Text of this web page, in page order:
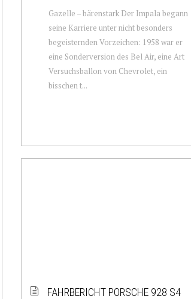
Gazelle – bärenstark Der Impala begann
seine Karriere unter nicht besonders
begeisternden Vorzeichen: 1958 war er
eine Sonderversion des Bel Air, eine Art
Versuchsballon von Chevrolet, ein
bisschen t...
FAHRBERICHT PORSCHE 928 S4